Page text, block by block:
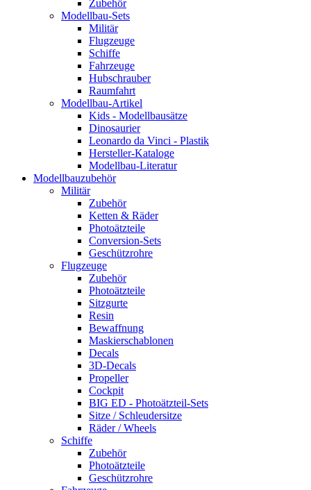
Zubehör
Modellbau-Sets
Militär
Flugzeuge
Schiffe
Fahrzeuge
Hubschrauber
Raumfahrt
Modellbau-Artikel
Kids - Modellbausätze
Dinosaurier
Leonardo da Vinci - Plastik
Hersteller-Kataloge
Modellbau-Literatur
Modellbauzubehör
Militär
Zubehör
Ketten & Räder
Photoätzteile
Conversion-Sets
Geschützrohre
Flugzeuge
Zubehör
Photoätzteile
Sitzgurte
Resin
Bewaffnung
Maskierschablonen
Decals
3D-Decals
Propeller
Cockpit
BIG ED - Photoätzteil-Sets
Sitze / Schleudersitze
Räder / Wheels
Schiffe
Zubehör
Photoätzteile
Geschützrohre